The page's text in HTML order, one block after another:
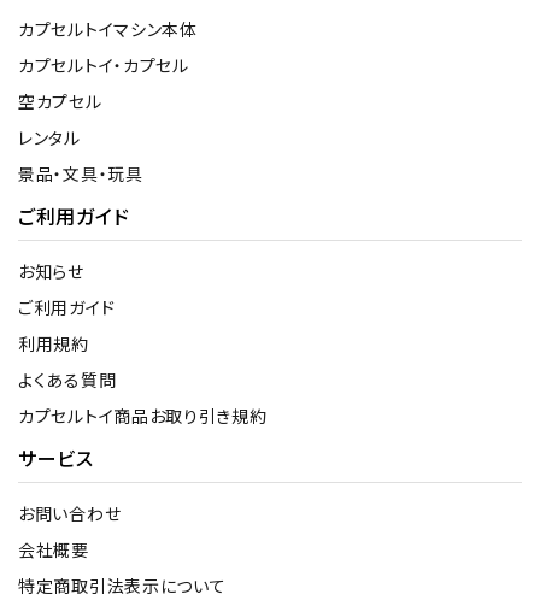
カプセルトイマシン本体
カプセルトイ・カプセル
空カプセル
レンタル
景品・文具・玩具
ご利用ガイド
お知らせ
ご利用ガイド
利用規約
よくある質問
カプセルトイ商品お取り引き規約
サービス
お問い合わせ
会社概要
特定商取引法表示について